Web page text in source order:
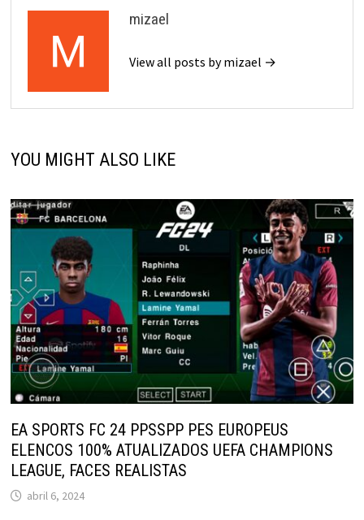
mizael
View all posts by mizael →
YOU MIGHT ALSO LIKE
EA SPORTS FC 24 PPSSPP PES EUROPEUS
ELENCOS 100% ATUALIZADOS UEFA CHAMPIONS
LEAGUE, FACES REALISTAS
abril 6, 2024